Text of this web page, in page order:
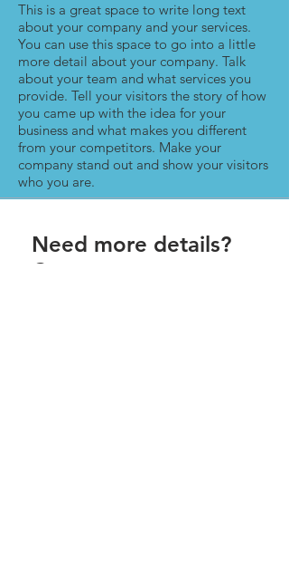
Need more details?
Contact us
This is a great space to write long text
about your company and your services.
You can use this space to go into a little
more detail about your company. Talk
about your team and what services you
provide. Tell your visitors the story of how
you came up with the idea for your
business and what makes you different
from your competitors. Make your
company stand out and show your visitors
who you are.